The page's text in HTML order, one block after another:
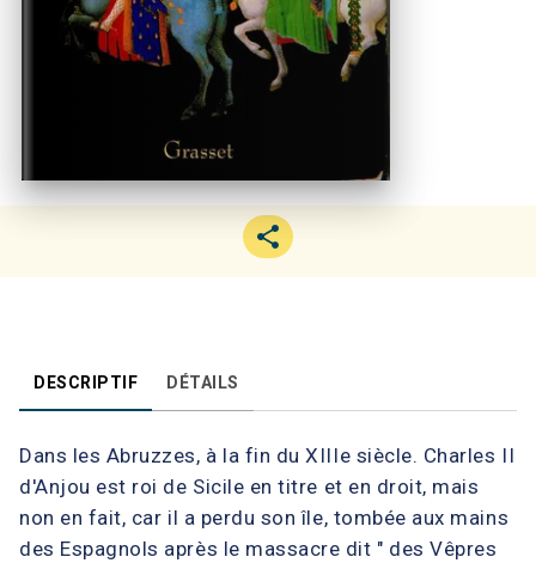
DESCRIPTIF DÉTAILS
Dans les Abruzzes, à la fin du XIIIe siècle. Charles II
d'Anjou est roi de Sicile en titre et en droit, mais
non en fait, car il a perdu son île, tombée aux mains
des Espagnols après le massacre dit " des Vêpres